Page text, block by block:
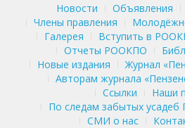
Новости Объявления
Члены правления
Галерея
Вступить в
Отчеты РООКПО
Новые издания
Журнал
Авторам журнала
Ссылки
Наши
По следам забытых усадеб
СМИ о нас